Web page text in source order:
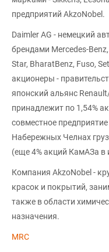
предприятий AkzoNobel.
Daimler AG - немецкий
брендами Mercedes-
Star, BharatBenz, Fuso,
акционеры -
японский альянс
принадлежит по 1,54%
совместное
Набережных Челнах
(еще 4% акций КамАЗа в
Компания AkzoNobel -
красок и покрытий,
также в области
назначения.
MRC